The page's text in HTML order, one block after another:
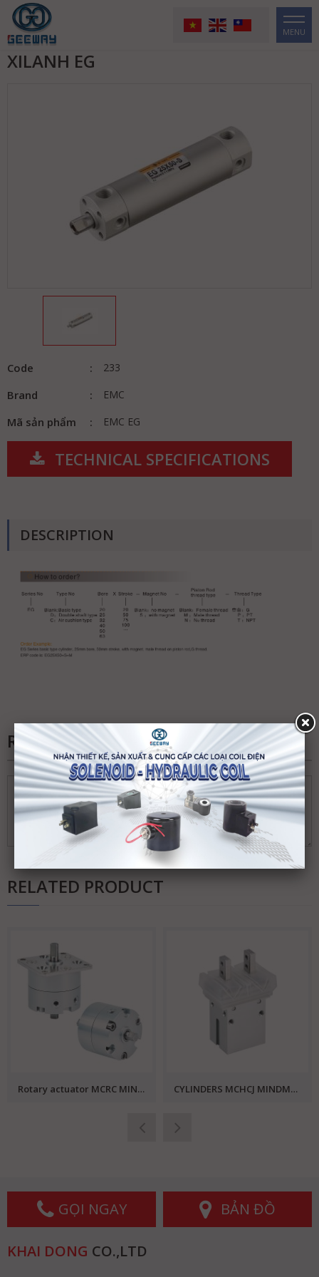
MENU
XILANH EG
Code 233
Brand EMC
Mã sản phẩm EMC EG
TECHNICAL SPECIFICATIONS
DESCRIPTION
REVIEWS
RELATED PRODUCT
Rotary actuator MCRC MINDMAN CYLINDERS MCHCJ MINDMAN
GỌI NGAY BẢN ĐỒ
KHAI DONG CO.,LTD